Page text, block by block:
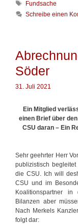
R
g
e
n
S
c
g
w
ö
r
t
Fundsache
Schreibe einen
Söder
31. Juli 2021
Ein Mitglied
einen Brief über
CSU daran – Ein
Sehr geehrter Herr
publizistisch
die CSU. Ich will
CSU und im
Koalitionspartner
Bilanzen aber
Nach Merkels
folgt dar: